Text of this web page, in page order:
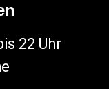
22 Uhr